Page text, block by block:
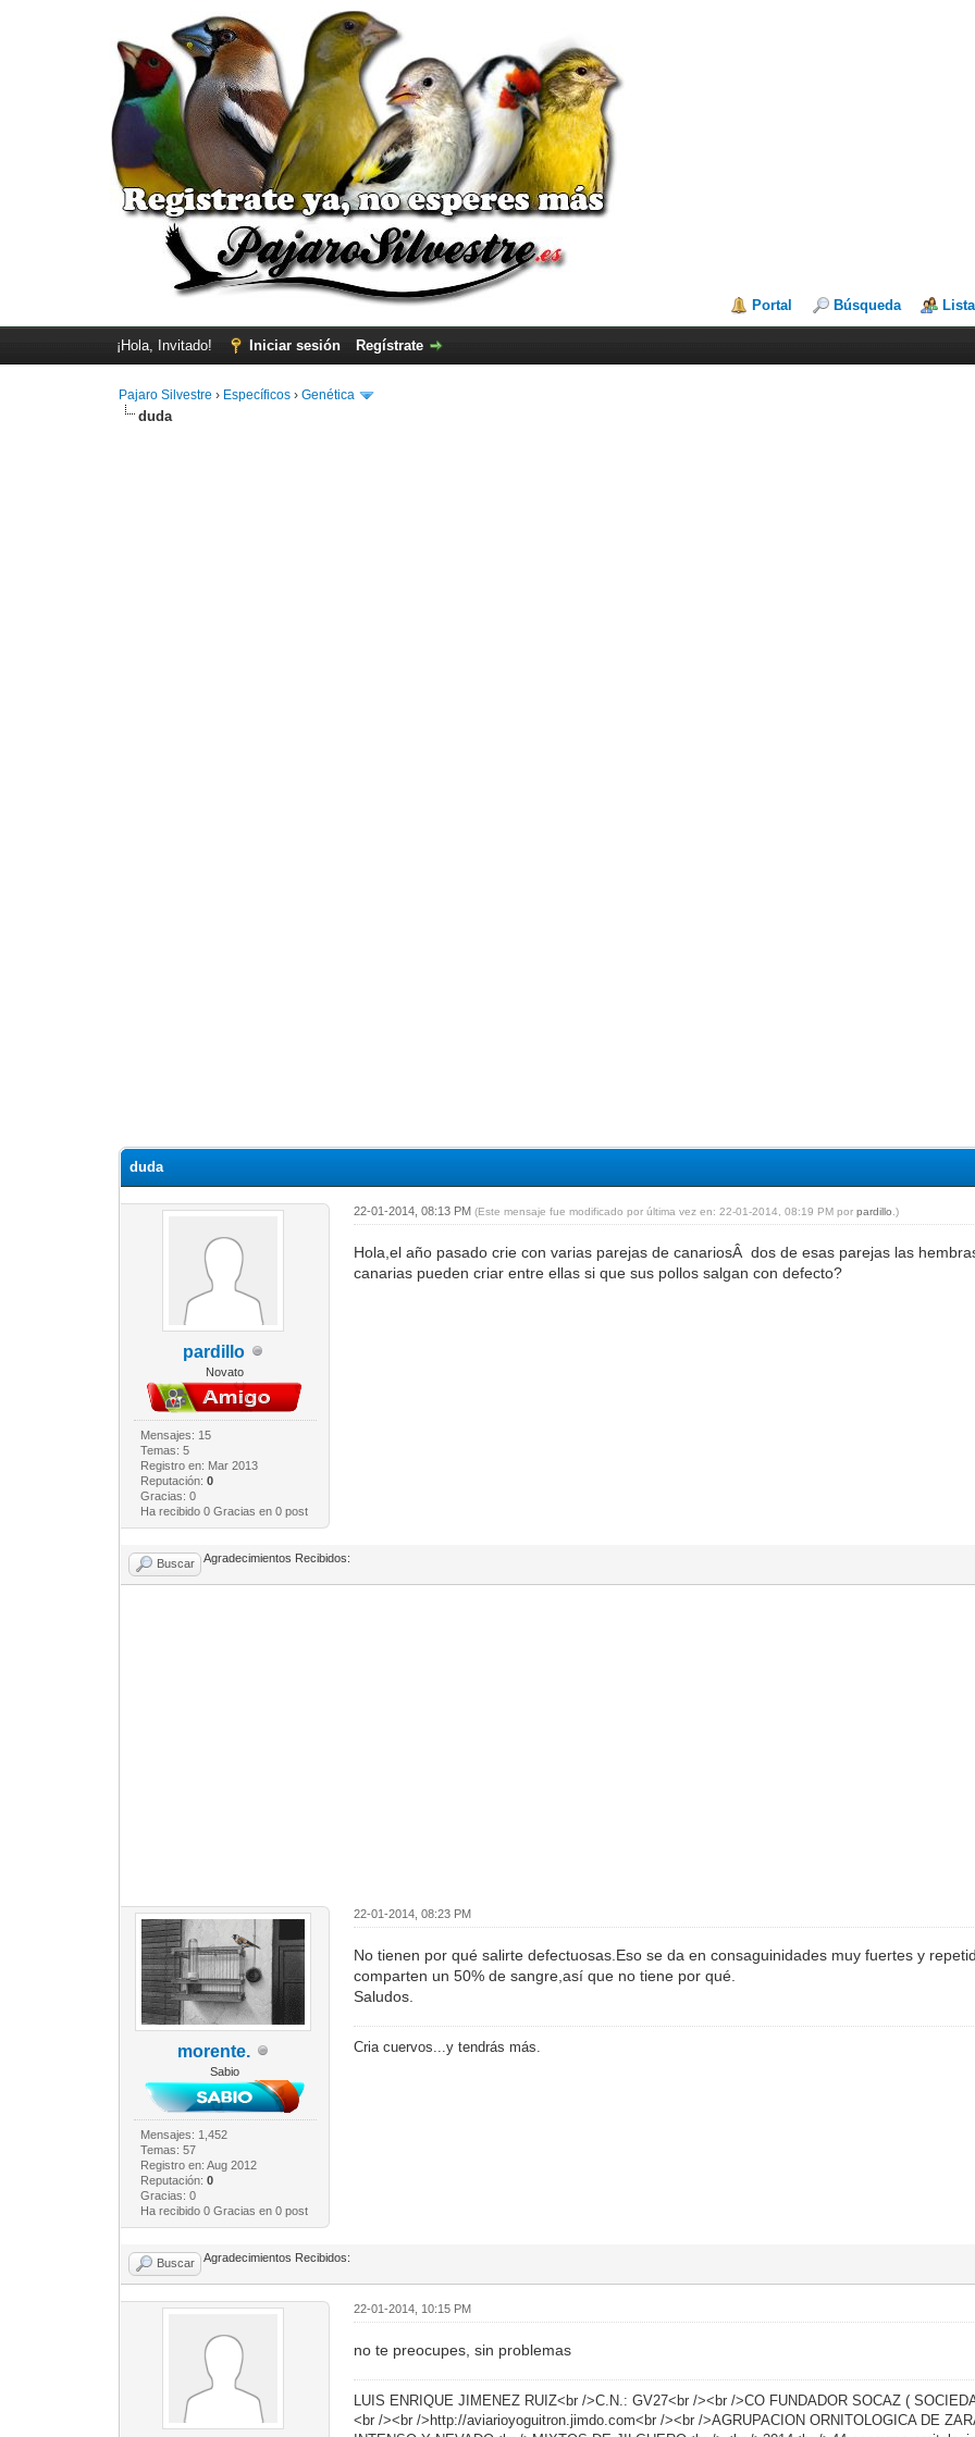
Portal Búsqueda
¡Hola, Invitado! Iniciar sesión Regístrate
Pajaro Silvestre › Específicos ›Genética
duda
duda
pardillo
Novato
Mensajes: 15
Temas: 5
Registro en: Mar 2013
Reputación: 0
Gracias: 0
Ha recibido 0 Gracias en 0 post
22-01-2014, 08:13 PM(Este mensaje fue modificado por última vez en: 22-01-2014, 08:19 PM porpardillo .)
Hola,el año pasado crie con varias parejas de canariosÂ dos de esas parejas las
canarias pueden criar entre ellas si que sus pollos salgan con defecto?
Buscar Agradecimientos Recibidos:
morente.
Sabio
Mensajes: 1,452
Temas: 57
Registro en: Aug 2012
Reputación: 0
Gracias: 0
Ha recibido 0 Gracias en 0 post
22-01-2014, 08:23 PM
No tienen por qué salirte defectuosas.Eso se da en consaguinidades muy fuertes y
comparten un 50% de sangre,así que no tiene por qué.
Saludos.
Cria cuervos...y tendrás más.
Buscar Agradecimientos Recibidos:
22-01-2014, 10:15 PM
no te preocupes, sin problemas
LUIS ENRIQUE JIMENEZ RUIZ<br />C.N.: GV27<br /><br />CO FUNDADOR SOCAZ (
<br /><br />http://aviarioyoguitron.jimdo.com<br /><br />AGRUPACION ORNITOLOGICA DE